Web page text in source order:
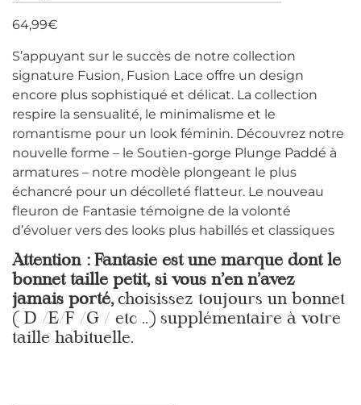
64,99€
S’appuyant sur le succès de notre collection
signature Fusion, Fusion Lace offre un design
encore plus sophistiqué et délicat. La collection
respire la sensualité, le minimalisme et le
romantisme pour un look féminin. Découvrez notre
nouvelle forme – le Soutien-gorge Plunge Paddé à
armatures – notre modèle plongeant le plus
échancré pour un décolleté flatteur. Le nouveau
fleuron de Fantasie témoigne de la volonté
d’évoluer vers des looks plus habillés et classiques
Attention : Fantasie est une marque dont le
bonnet taille petit, si vous n’en n’avez
jamais porté, choisissez toujours un bonnet
( D /E/F /G / etc ..) supplémentaire à votre
taille habituelle.